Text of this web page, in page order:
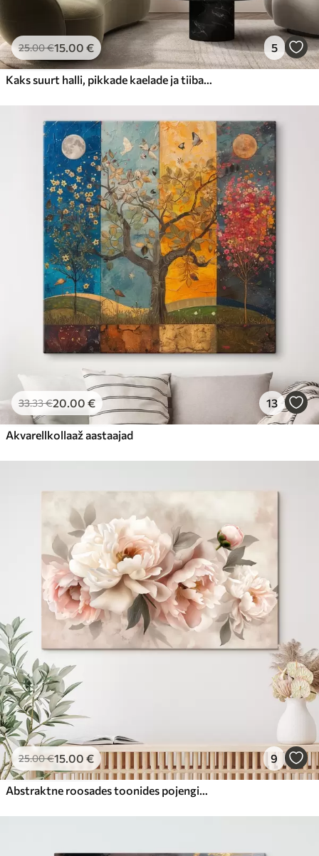
25.00€15.00 € 5
Kaks suurt halli, pikkade kaelade ja tiibadega kraanat, mis seisavad puudest ümbritsetud udujärves
33.33€20.00 € 13
Akvarellkollaaž aastaajad
25.00€15.00 € 9
Abstraktne roosades toonides pojengide kimp